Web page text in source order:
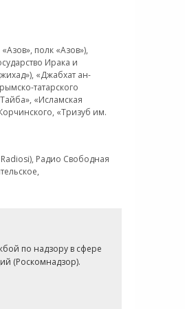
полк «Азов»),
Ирака и
«Джабхат ан-
татарского
«Исламская
«Тризуб им.
Радио Свободная
по надзору в сфере
(Роскомнадзор).